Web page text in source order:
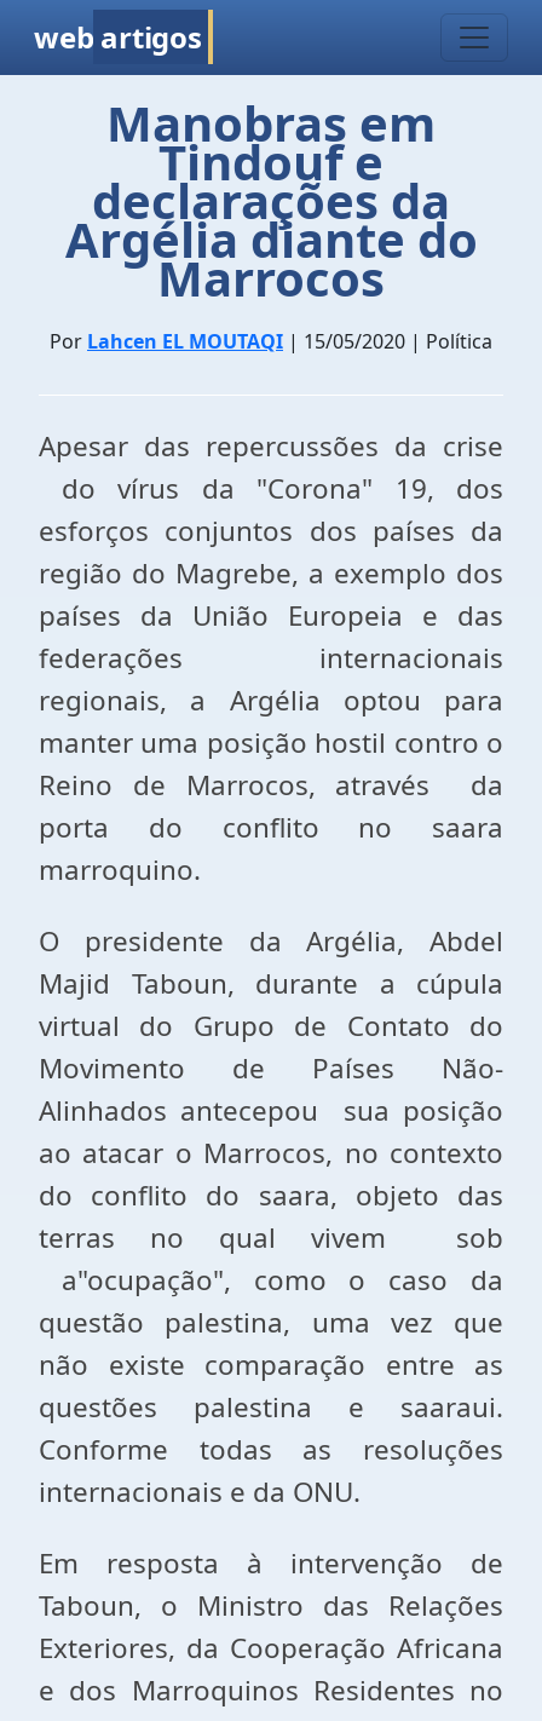
web artigos
Manobras em
Tindouf e
declarações da
Argélia diante do
Marrocos
Por Lahcen EL MOUTAQI | 15/05/2020 | Política
Apesar das repercussões da crise
do vírus da "Corona" 19, dos
esforços conjuntos dos países da
região do Magrebe, a exemplo dos
países da União Europeia e das
federações internacionais
regionais, a Argélia optou para
manter uma posição hostil contro o
Reino de Marrocos, através da
porta do conflito no saara
marroquino.
O presidente da Argélia, Abdel
Majid Taboun, durante a cúpula
virtual do Grupo de Contato do
Movimento de Países Não-
Alinhados antecepou sua posição
ao atacar o Marrocos, no contexto
do conflito do saara, objeto das
terras no qual vivem sob
a"ocupação", como o caso da
questão palestina, uma vez que
não existe comparação entre as
questões palestina e saaraui.
Conforme todas as resoluções
internacionais e da ONU.
Em resposta à intervenção de
Taboun, o Ministro das Relações
Exteriores, da Cooperação Africana
e dos Marroquinos Residentes no